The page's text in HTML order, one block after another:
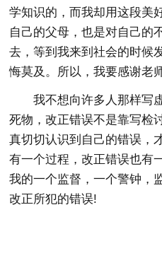
学知识的，而我却用这段美
自己的父母，也是对自己的
去，等到我来到社会的时候
悔莫及。所以，我要感谢老师
我不想向许多人那样写
死物，改正错误不是靠写检
真切切认识到自己的错误，
有一个过程，改正错误也有
我的一个监督，一个警钟，
改正所犯的错误!